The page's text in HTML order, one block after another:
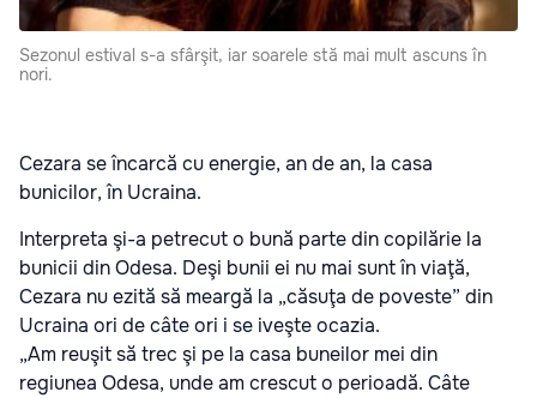
Sezonul estival s-a sfârşit, iar soarele stă mai mult ascuns în
nori.
Cezara se încarcă cu energie, an de an, la casa
bunicilor, în Ucraina.
Interpreta şi-a petrecut o bună parte din copilărie la
bunicii din Odesa. Deşi bunii ei nu mai sunt în viaţă,
Cezara nu ezită să meargă la „căsuţa de poveste” din
Ucraina ori de câte ori i se iveşte ocazia.
„Am reuşit să trec şi pe la casa buneilor mei din
regiunea Odesa, unde am crescut o perioadă. Câte